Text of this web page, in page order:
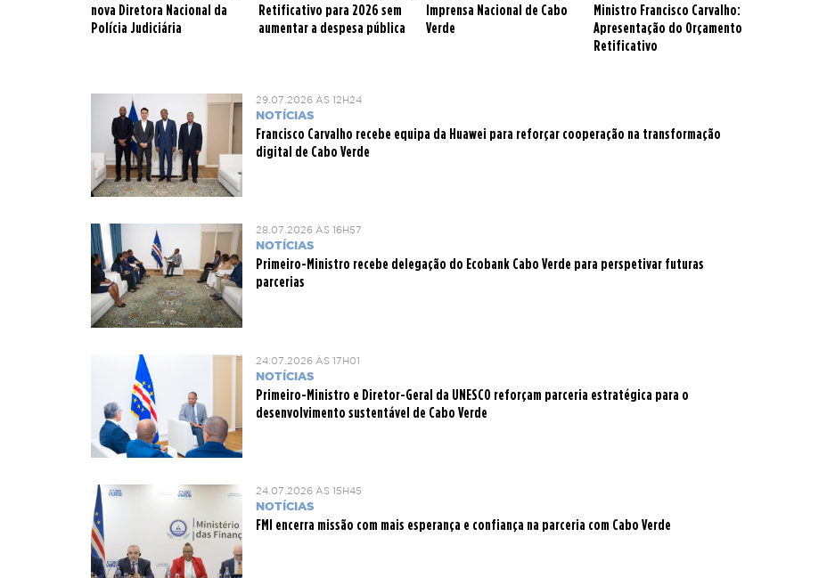
nova Diretora Nacional da
Polícia Judiciária
Retificativo para 2026 sem
aumentar a despesa pública
Imprensa Nacional de Cabo
Verde
Ministro Francisco Carvalho:
Apresentação do Orçamento
Retificativo
NOTÍCIAS
29.07.2026 ÀS 12H24
Francisco Carvalho recebe equipa da Huawei para reforçar cooperação na transformação
digital de Cabo Verde
NOTÍCIAS
28.07.2026 ÀS 16H57
Primeiro-Ministro recebe delegação do Ecobank Cabo Verde para perspetivar futuras
parcerias
NOTÍCIAS
24.07.2026 ÀS 17H01
Primeiro-Ministro e Diretor-Geral da UNESCO reforçam parceria estratégica para o
desenvolvimento sustentável de Cabo Verde
NOTÍCIAS
24.07.2026 ÀS 15H45
FMI encerra missão com mais esperança e confiança na parceria com Cabo Verde